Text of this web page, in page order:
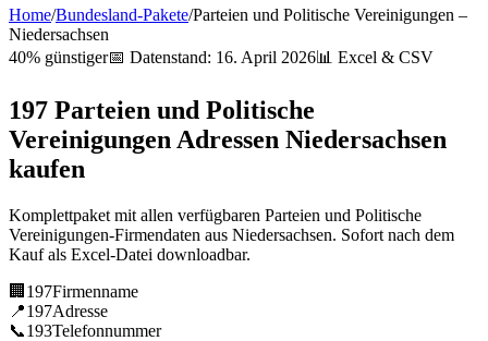
Home/Bundesland-Pakete/Parteien und Politische Vereinigungen –
Niedersachsen
40% günstiger📅 Datenstand: 16. April 2026📊 Excel & CSV
197 Parteien und Politische
Vereinigungen Adressen Niedersachsen
kaufen
Komplettpaket mit allen verfügbaren Parteien und Politische
Vereinigungen-Firmendaten aus Niedersachsen. Sofort nach dem
Kauf als Excel-Datei downloadbar.
🏢 197Firmenname
📍197Adresse
📞193Telefonnummer